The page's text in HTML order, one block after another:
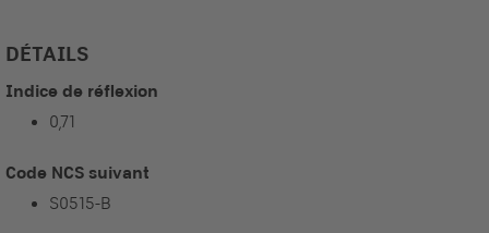
DÉTAILS
Indice de réflexion
0,71
Code NCS suivant
S0515-B